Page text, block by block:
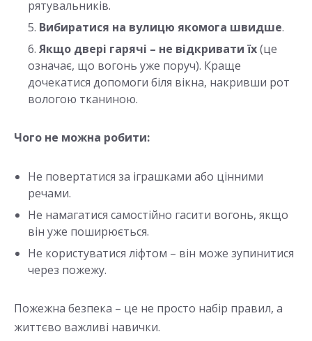
рятувальників.
Вибиратися на вулицю якомога швидше.
Якщо двері гарячі – не відкривати їх(це
означає, що вогонь уже поруч). Краще
дочекатися допомоги біля вікна, накривши рот
вологою тканиною.
Чого не можна робити:
Не повертатися за іграшками або цінними
речами.
Не намагатися самостійно гасити вогонь, якщо
він уже поширюється.
Не користуватися ліфтом – він може зупинитися
через пожежу.
Пожежна безпека – це не просто набір правил, а
життєво важливі навички.